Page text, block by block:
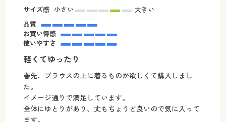
サイズ感 小さい
大きい
品質
お買い得感
使いやすさ
軽くてゆったり
春先、ブラウスの上に着るものが欲しくて購入しまし
た。
イメージ通りで満足しています。
全体にゆとりがあり、丈もちょうど良いので気に入って
ます。